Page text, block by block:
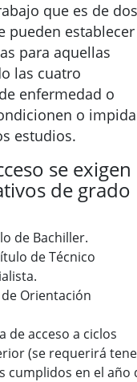
que es de
pueden establecer
para aquellas
las cuatro
enfermedad o
o
estudios.
se exigen
de grado
de Bachiller.
de Técnico
Orientación
de acceso a ciclos
(se requerirá
cumplidos en el año